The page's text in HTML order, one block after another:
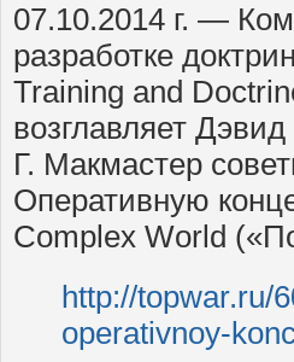
07.10.2014 г. —
разработке
Training and
возглавляет
Г. Макмастер
Оперативную
Complex World
http://topwar.ru/
operativnoy-